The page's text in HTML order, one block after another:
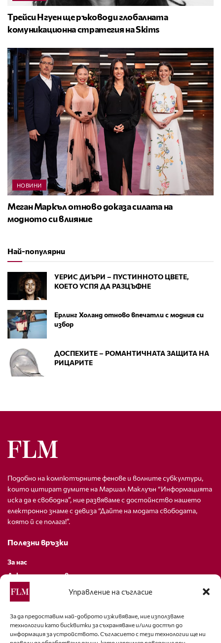
Управление на съгласие
За да предоставим най-доброто изживяване, ние използваме
технологии като бисквитки за съхраняване и/или достъп до
информация за устройството. Съгласието с тези технологии ще ни
Трейси Нгуен ще ръководи глобалната
комуникационна стратегия на Skims
НОВИНИ
Меган Маркъл отново доказа силата на
модното си влияние
Най-популярни
УЕРИС ДИЪРИ – ПУСТИННОТО ЦВЕТЕ,
КОЕТО УСПЯ ДА РАЗЦЪФНЕ
Ерлинг Холанд отново впечатли с модния си
избор
ДОСПЕХИТЕ – РОМАНТИЧНАТА ЗАЩИТА НА
РИЦАРИТЕ
Подобно на компютърните фенове и волните субкултури,
които цитират думите на Маршал Маклуън “Информацията
иска да е свободна”, ние развяваме с достойнство нашето
електронно знаме с девиза “Дайте на модата свободата,
която й се полага!”.
Полезни връзки
За нас
Декларация за поверителност
Политика за бисквитки
За контакти
editor@fashion-lifestyle.net